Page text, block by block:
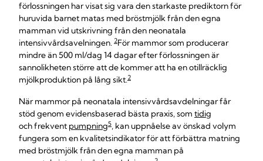
förlossningen har visat sig vara den starkaste prediktorn för
huruvida barnet matas med bröstmjölk från den egna
mamman vid utskrivning från den neonatala
intensivvårdsavelningen. 2För mammor som producerar
mindre än 500 ml/dag 14 dagar efter förlossningen är
sannolikheten större att de kommer att ha en otillräcklig
mjölkproduktion på lång sikt.2
När mammor på neonatala intensivvårdsavdelningar får
stöd genom evidensbaserad bästa praxis, som tidig
och frekvent pumpning5, kan uppnåelse av önskad volym
fungera som en kvalitetsindikator för att förbättra matning
med bröstmjölk från den egna mamman på